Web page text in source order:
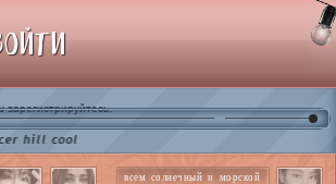
всем солнечный и морской
зарегистрируйтесь.